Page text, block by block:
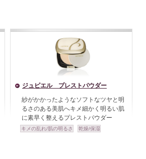
ジュピエル プレストパウダー
紗がかかったようなソフトなツヤと明
るさのある美肌へキメ細かく明るい肌
に素早く整えるプレストパウダー
キメの乱れ/肌の明るさ 乾燥/保湿